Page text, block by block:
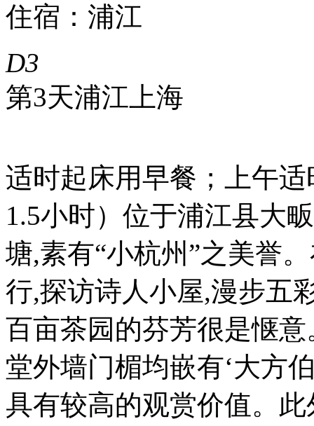
住宿：浦江
D3
第3天浦江 上海
适时起床用早餐；上午
1.5小时）位于浦江县大
塘,素有“小杭州”之美誉
行,探访诗人小屋,漫步五
百亩茶园的芬芳很是惬
堂外墙门楣均嵌有‘大方
具有较高的观赏价值。